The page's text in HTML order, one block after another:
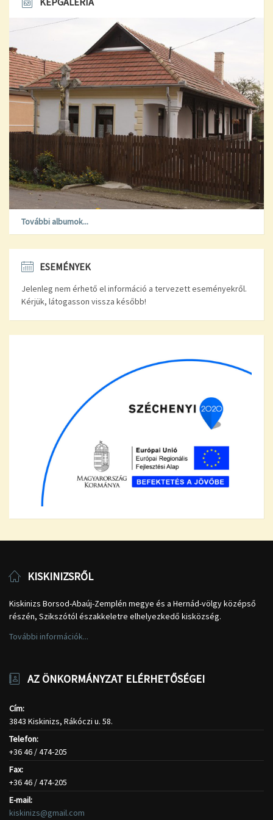
További albumok...
ESEMÉNYEK
Jelenleg nem érhető el információ a tervezett eseményekről.
Kérjük, látogasson vissza később!
KISKINIZSRŐL
Kiskinizs Borsod-Abaúj-Zemplén megye és a Hernád-völgy középső
részén, Szikszótól északkeletre elhelyezkedő kisközség.
További információk...
AZ ÖNKORMÁNYZAT ELÉRHETŐSÉGEI
Cím:
3843 Kiskinizs, Rákóczi u. 58.
Telefon:
+36 46 / 474-205
Fax:
+36 46 / 474-205
E-mail:
kiskinizs@gmail.com